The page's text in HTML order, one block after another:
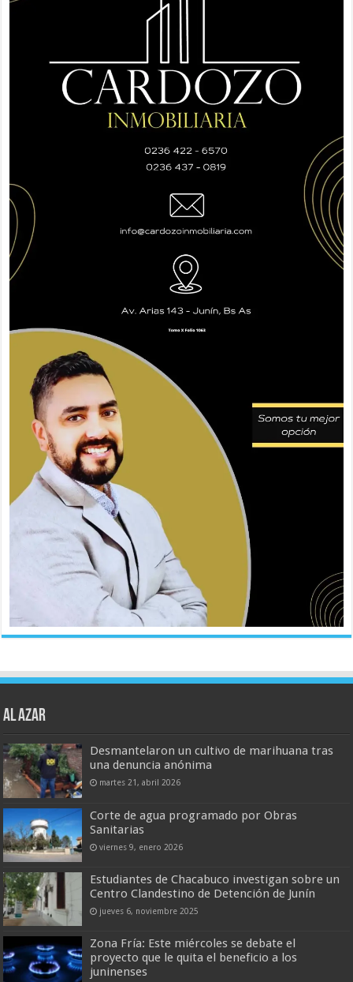
AL AZAR
Desmantelaron un cultivo de marihuana tras
una denuncia anónima
martes 21, abril 2026
Corte de agua programado por Obras
Sanitarias
viernes 9, enero 2026
Estudiantes de Chacabuco investigan sobre un
Centro Clandestino de Detención de Junín
jueves 6, noviembre 2025
Zona Fría: Este miércoles se debate el
proyecto que le quita el beneficio a los
juninenses